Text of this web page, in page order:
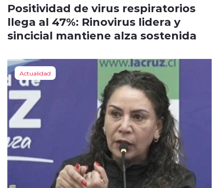
Positividad de virus respiratorios
llega al 47%: Rinovirus lidera y
sincicial mantiene alza sostenida
Actualidad